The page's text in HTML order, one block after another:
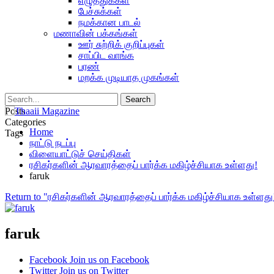
பேச்சுக்கள்
நமக்கான பாடல்
மணாவின் பக்கங்கள்
ஊர் சுற்றிக் குறிப்புகள்
சாப்பிட வாங்க
பரண்
மறக்க முடியாத முகங்கள்
Posts
Categories
Tags Home
நாட்டு நடப்பு
விளையாட்டுச் செய்திகள்
ரசிகர்களின் ஆரவாரத்தைப் பார்க்க மகிழ்ச்சியாக உள்ளது!
faruk
Return to "ரசிகர்களின் ஆரவாரத்தைப் பார்க்க மகிழ்ச்சியாக
faruk
Facebook Join us on Facebook
Twitter Join us on Twitter